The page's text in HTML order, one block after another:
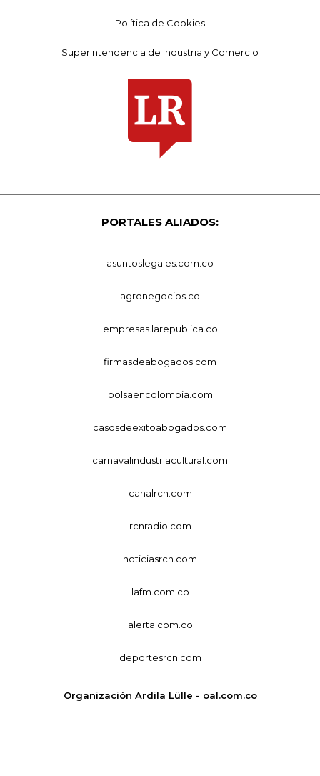
Política de Cookies
Superintendencia de Industria y Comercio
PORTALES ALIADOS:
asuntoslegales.com.co
agronegocios.co
empresas.larepublica.co
firmasdeabogados.com
bolsaencolombia.com
casosdeexitoabogados.com
carnavalindustriacultural.com
canalrcn.com
rcnradio.com
noticiasrcn.com
lafm.com.co
alerta.com.co
deportesrcn.com
Organización Ardila Lülle - oal.com.co